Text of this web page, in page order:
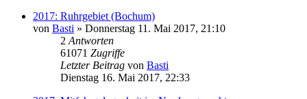
2017: Ruhrgebiet (Bochum)
von Basti » Donnerstag 11. Mai 2017, 21:10
2 Antworten
61071 Zugriffe
Letzter Beitrag von Basti
Dienstag 16. Mai 2017, 22:33